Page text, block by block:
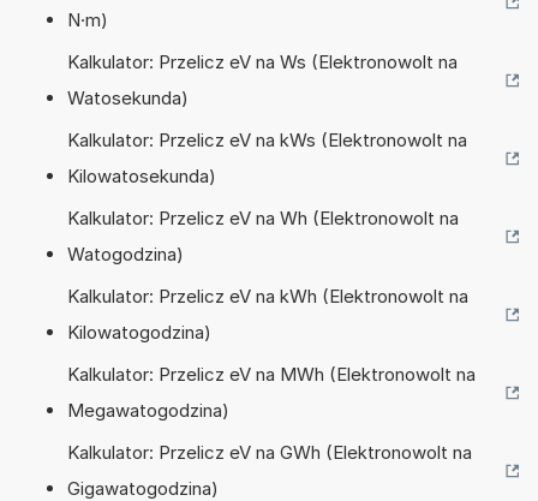
N·m)
Kalkulator: Przelicz eV na Ws (Elektronowolt na
Watosekunda)
Kalkulator: Przelicz eV na kWs (Elektronowolt na
Kilowatosekunda)
Kalkulator: Przelicz eV na Wh (Elektronowolt na
Watogodzina)
Kalkulator: Przelicz eV na kWh (Elektronowolt na
Kilowatogodzina)
Kalkulator: Przelicz eV na MWh (Elektronowolt na
Megawatogodzina)
Kalkulator: Przelicz eV na GWh (Elektronowolt na
Gigawatogodzina)